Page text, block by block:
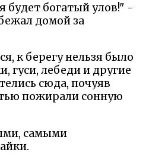
будет богатый улов!" -
домой за
к берегу нельзя было
гуси, лебеди и другие
сюда, почуяв
пожирали сонную
самыми